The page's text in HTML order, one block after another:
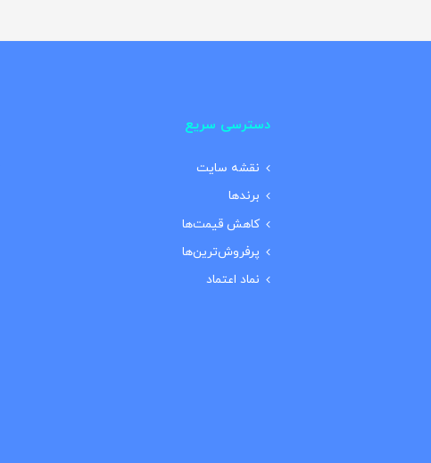
دسترسی سریع
نقشه سایت
برندها
کاهش قیمت‌ها
پرفروش‌ترین‌ها
نماد اعتماد